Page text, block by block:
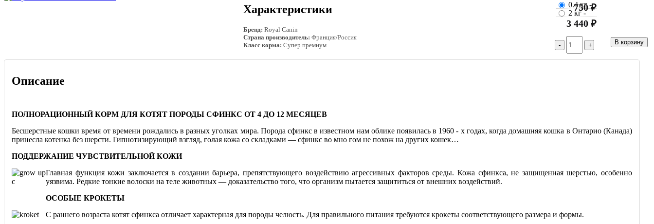
Характеристики
Бренд: Royal Canin
Страна производитель: Франция/Россия
Класс корма: Супер премиум
0.4 кг-
750 ₽
2 кг-
3 440 ₽
Описание
ПОЛНОРАЦИОННЫЙ КОРМ ДЛЯ КОТЯТ ПОРОДЫ СФИНКС ОТ 4 ДО 12 МЕСЯЦЕВ
Бесшерстные кошки время от времени рождались в разных уголках мира. Порода сфинкс в известном нам облике появилась в 1960 - х годах, когда домашняя кошка в Онтарио (Канада)
принесла котенка без шерсти. Гипнотизирующий взгляд, голая кожа со складками — сфинкс во мно гом не похож на других кошек…
ПОДДЕРЖАНИЕ ЧУВСТВИТЕЛЬНОЙ КОЖИ
Главная функция кожи заключается в создании барьера, препятствующего воздействию агрессивных факторов среды. Кожа сфинкса, не защищенная шерстью, особенно
уязвима. Редкие тонкие волоски на теле животных — доказательство того, что организм пытается защититься от внешних воздействий.
ОСОБЫЕ КРОКЕТЫ
С раннего возраста котят сфинкса отличает характерная для породы челюсть. Для правильного питания требуются крокеты соответствующего размера и формы.